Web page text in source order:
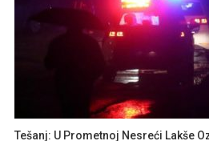
Tešanj: U Prometnoj Nesreći Lakše